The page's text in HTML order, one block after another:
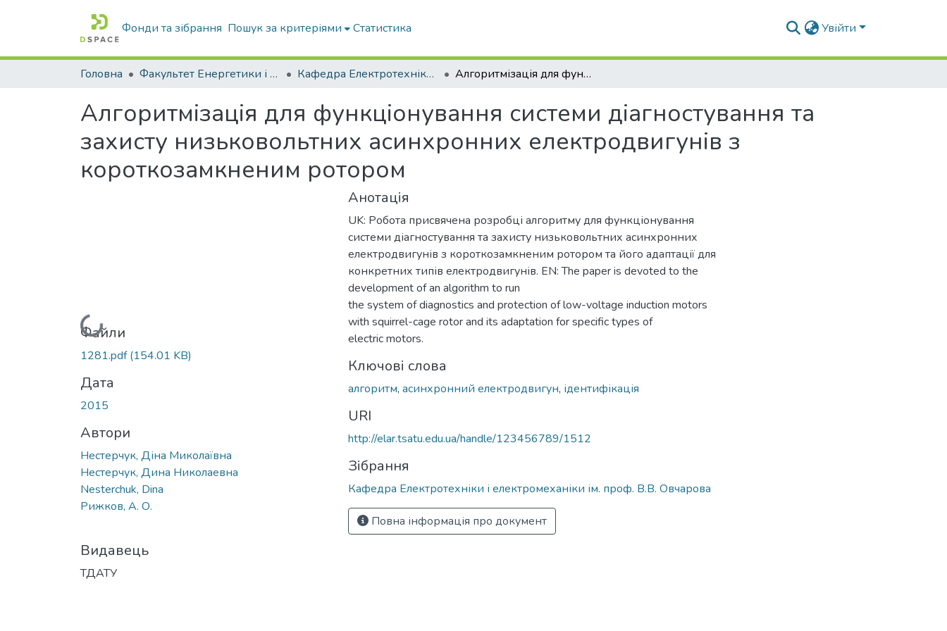
Фонди та зібрання Пошук за критеріями Статистика Увійти
Головна Факультет Енергетики і комп'ютерних технологій Кафедра Електротехніки і електромеханіки ім. проф. В.В. Овчарова Алгоритмізація для функціонування системи діагностування та захисту низьковольтних асинхронних електродвигунів з короткозамкненим ротором
Алгоритмізація для функціонування системи діагностування та
захисту низьковольтних асинхронних електродвигунів з
короткозамкненим ротором
Вантажиться...
Файли
1281.pdf(154.01 KB)
Дата
2015
Автори
Нестерчук, Діна Миколаївна
Нестерчук, Дина Николаевна
Nesterchuk, Dina
Рижков, А. О.
Видавець
ТДАТУ
Анотація
UK: Pобота присвячена розробці алгоритму для функціонування
системи діагностування та захисту низьковольтних асинхронних
електродвигунів з короткозамкненим ротором та його адаптації для
конкретних типів електродвигунів. EN: The paper is devoted to the
development of an algorithm to run
the system of diagnostics and protection of low-voltage induction motors
with squirrel-cage rotor and its adaptation for specific types of
electric motors.
Ключові слова
алгоритм, асинхронний електродвигун, ідентифікація
URI
http://elar.tsatu.edu.ua/handle/123456789/1512
Зібрання
Кафедра Електротехніки і електромеханіки ім. проф. В.В. Овчарова
Повна інформація про документ